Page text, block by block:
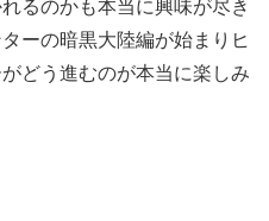
るのかも本当に興味が尽き
ーの暗黒大陸編が始まりヒ
どう進むのが本当に楽しみ